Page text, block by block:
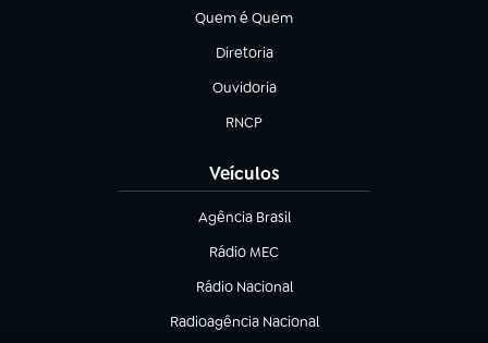
Quem é Quem
(abre em nova aba)
Diretoria
(abre em nova aba)
Ouvidoria
(abre em nova aba)
RNCP
(abre em nova aba)
Veículos
Agência Brasil
(abre em nova aba)
Rádio MEC
Rádio Nacional
(abre em nova aba)
Radioagência Nacional
(abre em nova aba)